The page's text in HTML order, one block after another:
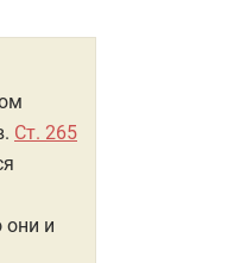
Ст. 265
они и